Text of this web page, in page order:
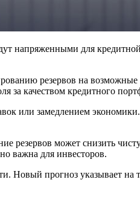
напряженными для
резервов на
за качеством кредитного
или замедлением
резервов может снизить
важна для инвесторов.
Новый прогноз указывает на